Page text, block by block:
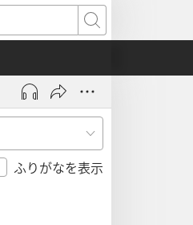
検
索
ふりがなを表示